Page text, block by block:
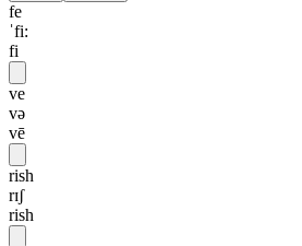
fe
ˈfi:
fi
ve
və
vē
rish
rɪʃ
rish